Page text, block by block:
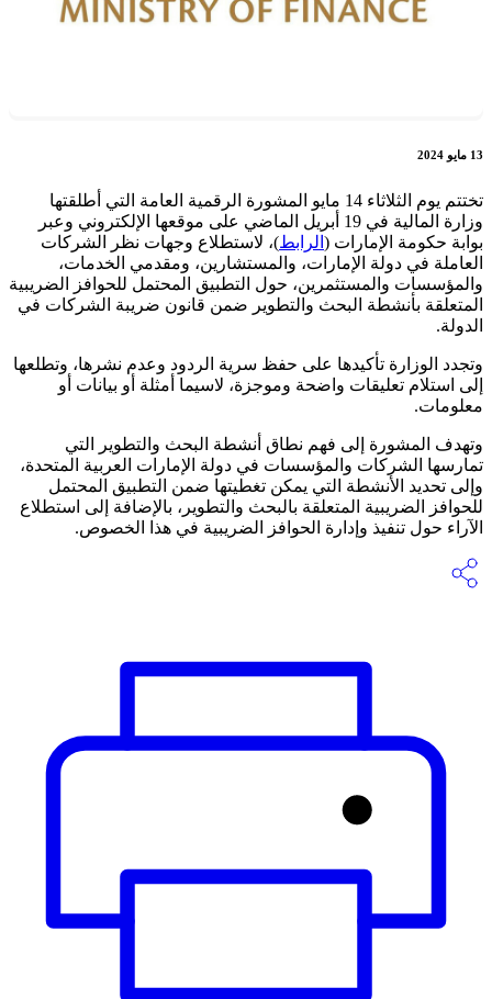
13 مايو 2024
تختتم يوم الثلاثاء 14 مايو المشورة الرقمية العامة التي أطلقتها
وزارة المالية في 19 أبريل الماضي على موقعها الإلكتروني وعبر
بوابة حكومة الإمارات ( الرابط)، لاستطلاع وجهات نظر الشركات
العاملة في دولة الإمارات، والمستشارين، ومقدمي الخدمات،
والمؤسسات والمستثمرين، حول التطبيق المحتمل للحوافز الضريبية
المتعلقة بأنشطة البحث والتطوير ضمن قانون ضريبة الشركات في
الدولة.
وتجدد الوزارة تأكيدها على حفظ سرية الردود وعدم نشرها، وتطلعها
إلى استلام تعليقات واضحة وموجزة، لاسيما أمثلة أو بيانات أو
معلومات.
وتهدف المشورة إلى فهم نطاق أنشطة البحث والتطوير التي
تمارسها الشركات والمؤسسات في دولة الإمارات العربية المتحدة،
وإلى تحديد الأنشطة التي يمكن تغطيتها ضمن التطبيق المحتمل
للحوافز الضريبية المتعلقة بالبحث والتطوير، بالإضافة إلى استطلاع
الآراء حول تنفيذ وإدارة الحوافز الضريبية في هذا الخصوص.